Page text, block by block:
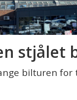
stjålet
bilturen for